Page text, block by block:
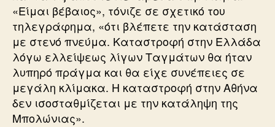
«Είμαι βέβαιος», τόνιζε σε σχετικό του
τηλεγράφημα, «ότι βλέπετε την κατάσταση
με στενό πνεύμα. Καταστροφή στην Ελλάδα
λόγω ελλείψεως λίγων Ταγμάτων θα ήταν
λυπηρό πράγμα και θα είχε συνέπειες σε
μεγάλη κλίμακα. Η καταστροφή στην Αθήνα
δεν ισοσταθμίζεται με την κατάληψη της
Μπολώνιας».